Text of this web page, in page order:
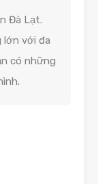
Đà Lạt.
lớn với đa
có những